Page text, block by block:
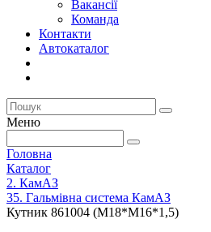
Вакансії
Команда
Контакти
Автокаталог
Меню
Головна
Каталог
2. КамАЗ
35. Гальмівна система КамАЗ
Кутник 861004 (М18*М16*1,5)